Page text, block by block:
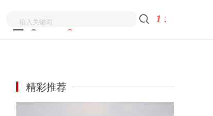
精彩推荐